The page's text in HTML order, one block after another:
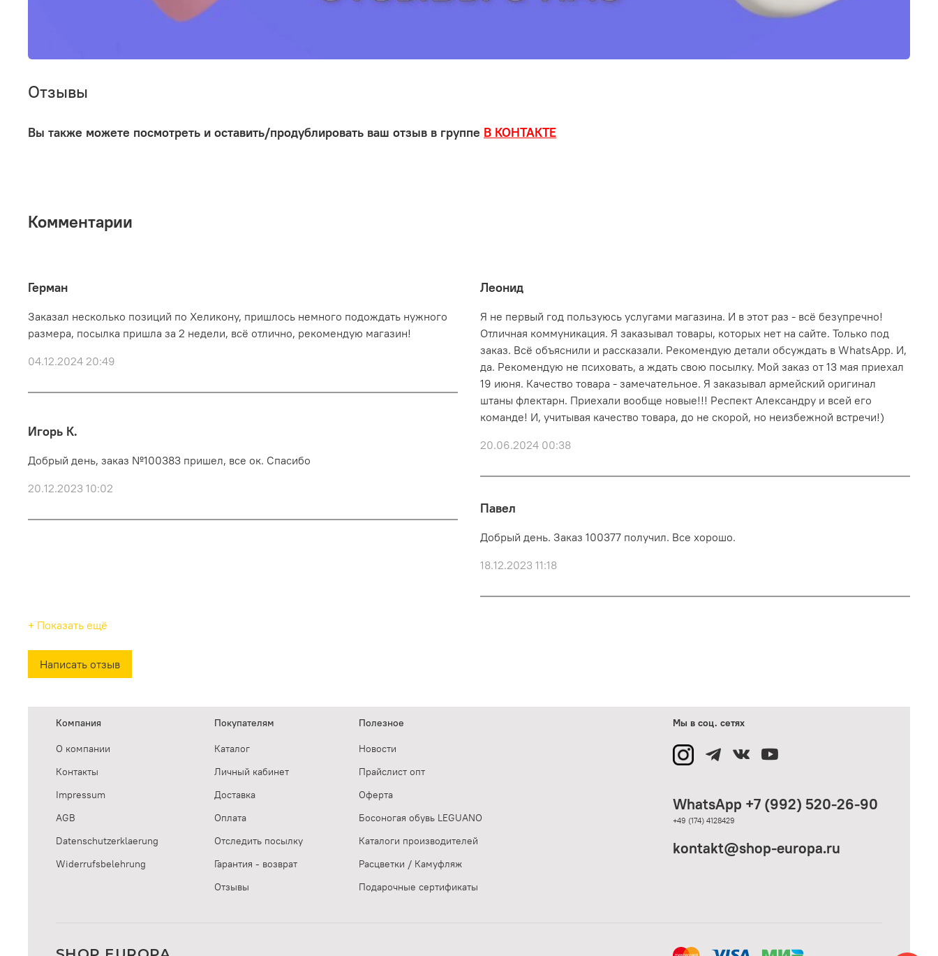
Отзывы
Вы также можете посмотреть и оставить/продублировать ваш отзыв в группе В КОНТАКТЕ
Комментарии
Герман
Заказал несколько позиций по Хеликону, пришлось немного подождать нужного
размера, посылка пришла за 2 недели, всё отлично, рекомендую магазин!
04.12.2024 20:49
Леонид
Я не первый год пользуюсь услугами магазина. И в этот раз - всё безупречно!
Отличная коммуникация. Я заказывал товары, которых нет на сайте. Только под
заказ. Всё объяснили и рассказали. Рекомендую детали обсуждать в WhatsApp. И,
да. Рекомендую не психовать, а ждать свою посылку. Мой заказ от 13 мая приехал
19 июня. Качество товара - замечательное. Я заказывал армейский оригинал
штаны флектарн. Приехали вообще новые!!! Респект Александру и всей его
команде! И, учитывая качество товара, до не скорой, но неизбежной встречи!)
20.06.2024 00:38
Игорь К.
Добрый день, заказ №100383 пришел, все ок. Спасибо
20.12.2023 10:02
Павел
Добрый день. Заказ 100377 получил. Все хорошо.
18.12.2023 11:18
+ Показать ещё
Написать отзыв
Компания
О компании
Контакты
Impressum
AGB
Datenschutzerklaerung
Widerrufsbelehrung
Покупателям
Каталог
Личный кабинет
Доставка
Оплата
Отследить посылку
Гарантия - возврат
Отзывы
Полезное
Новости
Прайслист опт
Оферта
Босоногая обувь LEGUANO
Каталоги производителей
Расцветки / Камуфляж
Подарочные сертификаты
Мы в соц. сетях
WhatsApp +7 (992) 520-26-90
+49 (174) 4128429
kontakt@shop-europa.ru